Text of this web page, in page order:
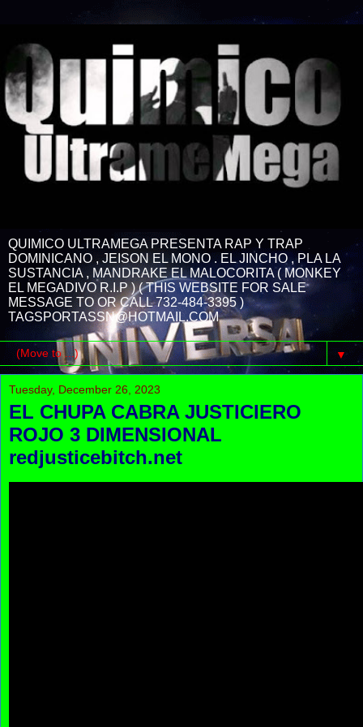
QUIMICO ULTRAMEGA PRESENTA RAP Y TRAP
DOMINICANO , JEISON EL MONO . EL JINCHO , PLA LA
SUSTANCIA , MANDRAKE EL MALOCORITA ( MONKEY
EL MEGADIVO R.I.P ) ( THIS WEBSITE FOR SALE
MESSAGE TO OR CALL 732-484-3395 )
TAGSPORTASSN@HOTMAIL.COM
▼
Tuesday, December 26, 2023
EL CHUPA CABRA JUSTICIERO
ROJO 3 DIMENSIONAL
redjusticebitch.net